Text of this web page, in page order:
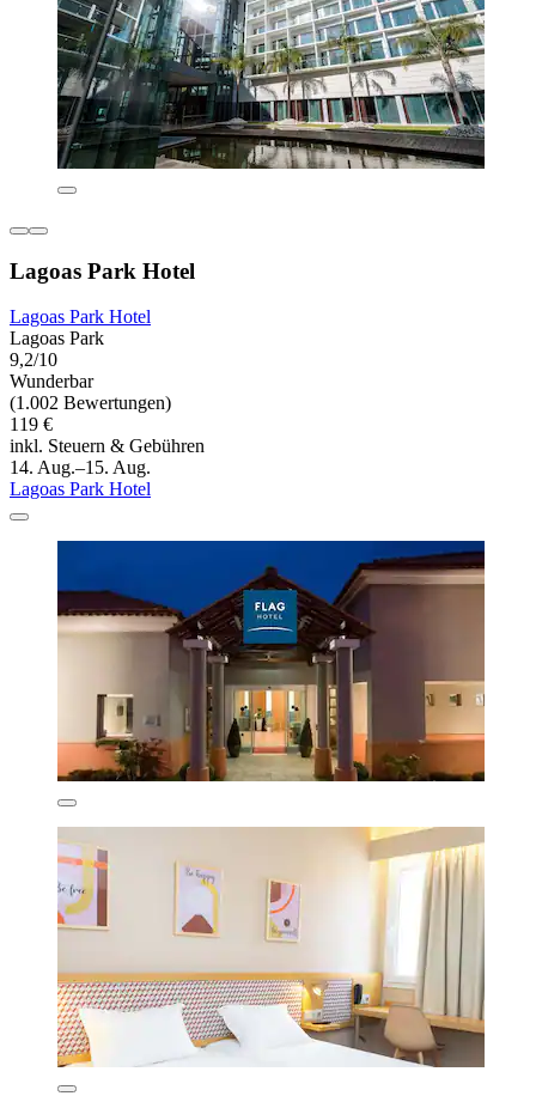
Lagoas Park Hotel
Lagoas Park Hotel
Lagoas Park
9,2/10
Wunderbar
(1.002 Bewertungen)
119 €
inkl. Steuern & Gebühren
14. Aug.–15. Aug.
Lagoas Park Hotel